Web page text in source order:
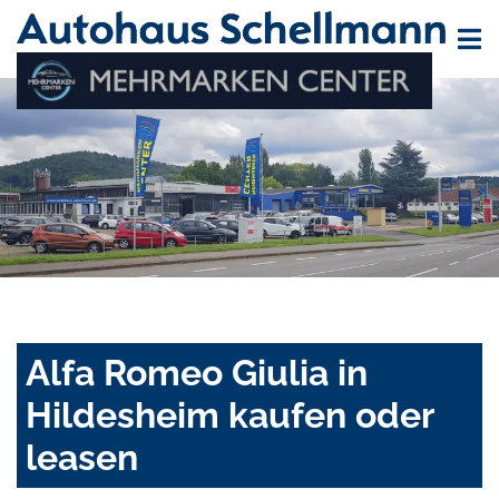
Alfa Romeo Giulia in
Hildesheim kaufen oder
leasen